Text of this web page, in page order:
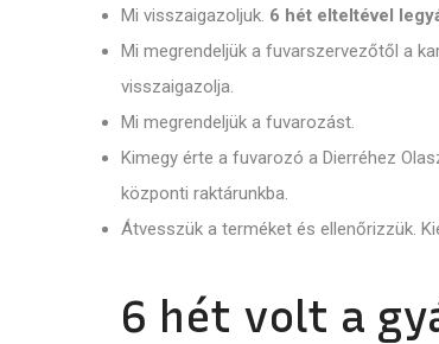
Mi visszaigazoljuk. 6 hét elteltével
Mi megrendeljük a fuvarszervezőtől a
visszaigazolja.
Mi megrendeljük a fuvarozást.
Kimegy érte a fuvarozó a Dierréhez
központi raktárunkba.
Átvesszük a terméket és ellenőrizzük.
6 hét volt a